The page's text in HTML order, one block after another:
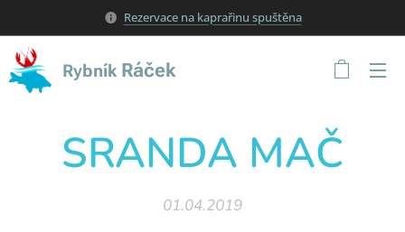
Rezervace na kaprařinu spuštěna
Rybník Ráček
SRANDA MAČ
01.04.2019